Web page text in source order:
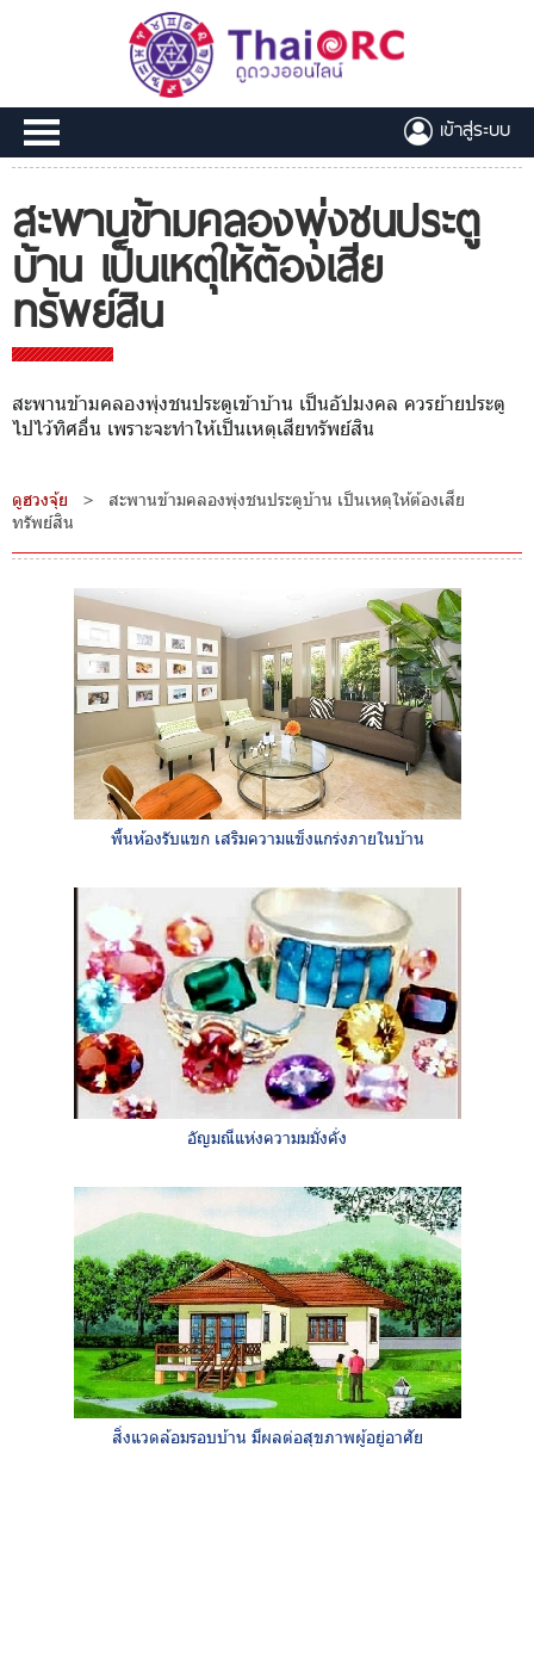
เข้าสู่ระบบ
สะพานข้ามคลองพุ่งชนประตู
บ้าน เป็นเหตุให้ต้องเสีย
ทรัพย์สิน
สะพานข้ามคลองพุ่งชนประตูเข้าบ้าน เป็นอัปมงคล ควรย้ายประตู
ไปไว้ทิศอื่น เพราะจะทำให้เป็นเหตุเสียทรัพย์สิน
ดูฮวงจุ้ย >
สะพานข้ามคลองพุ่งชนประตูบ้าน เป็นเหตุให้ต้องเสีย
ทรัพย์สิน
พื้นห้องรับแขก เสริมความแข็งแกร่งภายในบ้าน
อัญมณีแห่งความมมั่งคั่ง
สิ่งแวดล้อมรอบบ้าน มีผลต่อสุขภาพผู้อยู่อาศัย